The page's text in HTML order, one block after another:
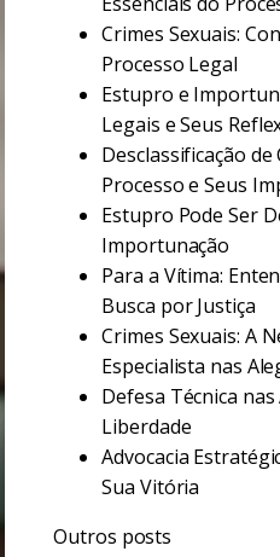
Crimes Sexuais:
Processo Legal
Estupro e
Legais e Seus
Desclassificação
Processo e Seus
Estupro Pode Ser
Importunação
Para a Vítima:
Busca por Justiça
Crimes Sexuais: A
Especialista nas
Defesa Técnica nas
Liberdade
Advocacia
Sua Vitória
Outros posts